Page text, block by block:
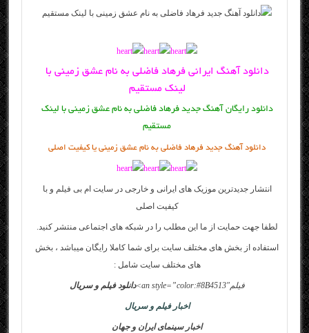
دانلود آهنگ ایرانی فرهاد فاضلی به نام عشق زمینی با
لینک مستقیم
دانلود رایگان آهنگ جدید فرهاد فاضلی به نام عشق زمینی با لینک
مستقیم
دانلود آهنگ جدید فرهاد فاضلی به نام عشق زمینی یا کیفیت اصلی
انتشار جدیدترین موزیک های ایرانی و خارجی در سایت ام بی فیلم و با
کیفیت اصلی
لطفا جهت حمایت از ما این مطلب را در شبکه های اجتماعی منتشر کنید.
استفاده از بخش های مختلف سایت برای شما کاملا رایگان میباشد ، بخش
های مختلف سایت شامل :
فیلمan style=”color:#8B4513″> دانلود فیلم و سریال
اخبار فیلم و سریال
اخبار سینمای ایران و جهان